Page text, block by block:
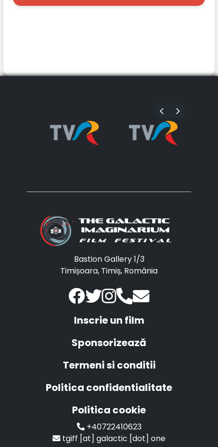
Bastion Gallery 1/3
Timișoara, Timiș, România
Inscrie un film
Sponsorizează
Termeni si conditii
Politica confidentialitate
Politica cookie
+40722410623
tgiff [at] galactic [dot] one